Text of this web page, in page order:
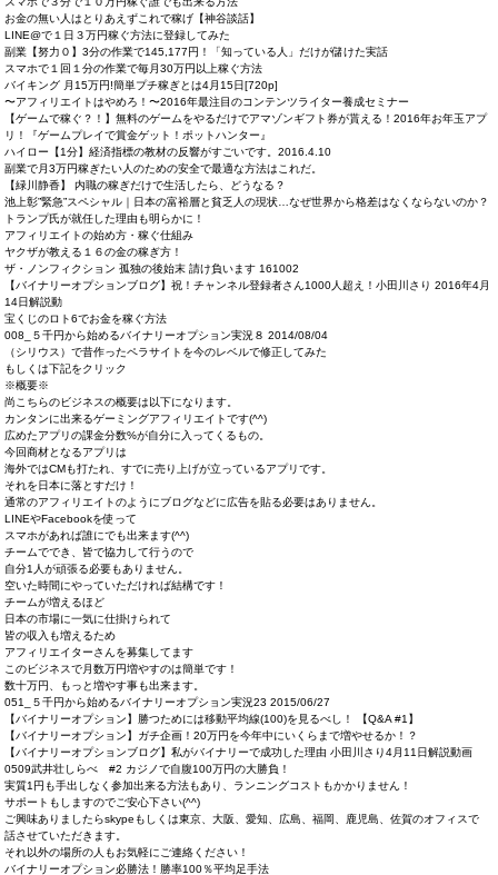
お金の無い人はとりあえずこれで稼げ【神谷談話】
LINE@で１日３万円稼ぐ方法に登録してみた
副業【努力０】3分の作業で145,177円！「知っている人」だけが儲けた実話
スマホで１回１分の作業で毎月30万円以上稼ぐ方法
バイキング 月15万円!簡単プチ稼ぎとは4月15日[720p]
〜アフィリエイトはやめろ！〜2016年最注目のコンテンツライター養成セミナー
【ゲームで稼ぐ？！】無料のゲームをやるだけでアマゾンギフト券が貰える！2016年お年玉アプ
リ！『ゲームプレイで賞金ゲット！ポットハンター』
ハイロー【1分】経済指標の教材の反響がすごいです。2016.4.10
副業で月3万円稼ぎたい人のための安全で最適な方法はこれだ。
【緑川静香】 内職の稼ぎだけで生活したら、どうなる？
池上彰”緊急”スペシャル｜日本の富裕層と貧乏人の現状…なぜ世界から格差はなくならないのか？
トランプ氏が就任した理由も明らかに！
アフィリエイトの始め方・稼ぐ仕組み
ヤクザが教える１６の金の稼ぎ方！
ザ・ノンフィクション 孤独の後始末 請け負います 161002
【バイナリーオプションブログ】祝！チャンネル登録者さん1000人超え！小田川さり 2016年4月
14日解説動
宝くじのロト6でお金を稼ぐ方法
008_５千円から始めるバイナリーオプション実況８ 2014/08/04
（シリウス）で昔作ったペラサイトを今のレベルで修正してみた
もしくは下記をクリック
※概要※
尚こちらのビジネスの概要は以下になります。
カンタンに出来るゲーミングアフィリエイトです(^^)
広めたアプリの課金分数%が自分に入ってくるもの。
今回商材となるアプリは
海外ではCMも打たれ、すでに売り上げが立っているアプリです。
それを日本に落とすだけ！
通常のアフィリエイトのようにブログなどに広告を貼る必要はありません。
LINEやFacebookを使って
スマホがあれば誰にでも出来ます(^^)
チームででき、皆で協力して行うので
自分1人が頑張る必要もありません。
空いた時間にやっていただければ結構です！
チームが増えるほど
日本の市場に一気に仕掛けられて
皆の収入も増えるため
アフィリエイターさんを募集してます
このビジネスで月数万円増やすのは簡単です！
数十万円、もっと増やす事も出来ます。
051_５千円から始めるバイナリーオプション実況23 2015/06/27
【バイナリーオプション】勝つためには移動平均線(100)を見るべし！ 【Q&A #1】
【バイナリーオプション】ガチ企画！20万円を今年中にいくらまで増やせるか！？
【バイナリーオプションブログ】私がバイナリーで成功した理由 小田川さり4月11日解説動画
0509武井壮しらべ #2 カジノで自腹100万円の大勝負！
実質1円も手出しなく参加出来る方法もあり、ランニングコストもかかりません！
サポートもしますのでご安心下さい(^^)
ご興味ありましたらskypeもしくは東京、大阪、愛知、広島、福岡、鹿児島、佐賀の­オフィスで
話­させていただきます。
それ以外の場所の人もお気軽にご連絡ください！
バイナリーオプション必勝法！勝率100％平均足手法